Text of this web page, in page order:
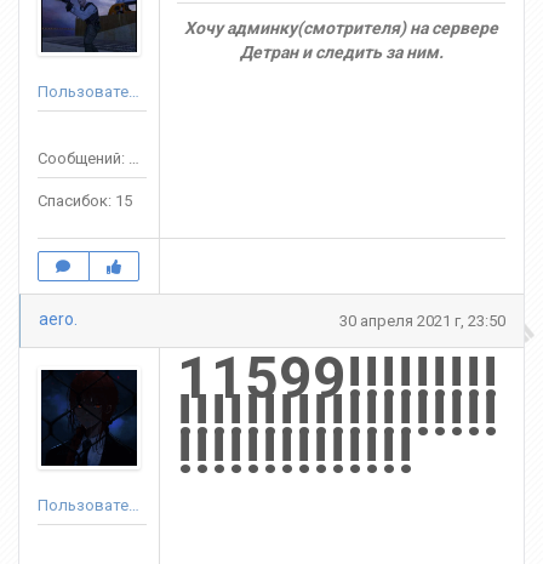
Пользователь
Сообщений: 124
Спасибок: 15
Хочу админку(смотрителя) на сервере
Детран и следить за ним.
aero. 30 апреля 2021 г, 23:50
Пользователь
11599!!!!!!!!!
!!!!!!!!!!!!!!!!!!!
!!!!!!!!!!!!!!